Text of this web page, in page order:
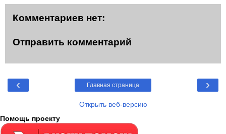
Комментариев нет:
Отправить комментарий
‹ ›
Главная страница
Открыть веб-версию
Помощь проекту